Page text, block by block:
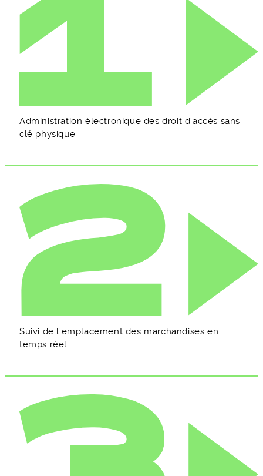
Administration électronique des droit d’accès sans
clé physique
Suivi de l’emplacement des marchandises en
temps réel